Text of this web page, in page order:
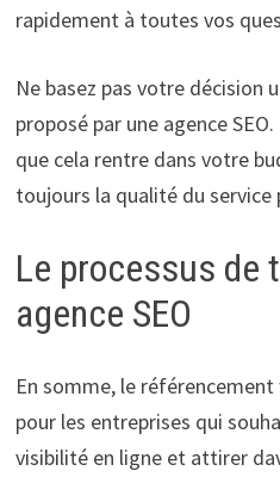
rapidement à toutes vos
Ne basez pas votre décision
proposé par une agence
que cela rentre dans votre
toujours la qualité du
Le processus de
agence SEO
En somme, le
pour les entreprises qui
visibilité en ligne et attirer